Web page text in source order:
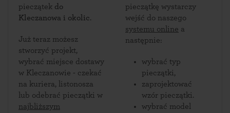
pieczątek do
Kleczanowa i okolic.
Już teraz możesz
stworzyć projekt,
wybrać miejsce dostawy
w Kleczanowie - czekać
na kuriera, listonosza
lub odebrać pieczątki w
najbliższym
pieczątkę wystarczy
wejść do naszego
systemu online a
następnie:
wybrać typ
pieczątki,
zaprojektować
wzór pieczątki.
wybrać model